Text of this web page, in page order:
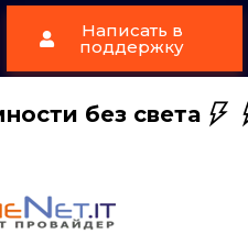
Написать в
поддержку
без света